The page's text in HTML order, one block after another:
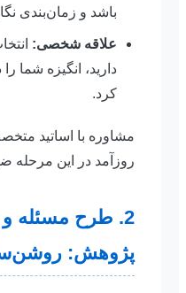
باشد و زمان‌بندی
علاقه شخصی:
دارید، انگیزه
کرد.
مشاوره با اساتید
روزآمد در این
2. طرح مسئله
پژوهش: